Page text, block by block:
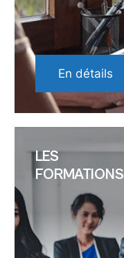
En détails
LES
FORMATIONS